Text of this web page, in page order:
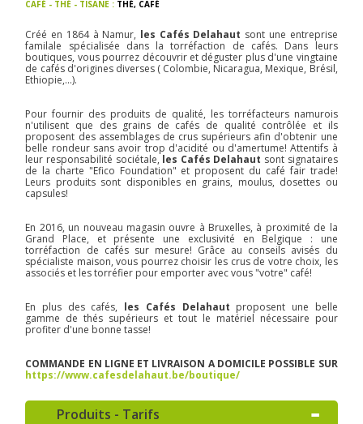
CAFÉ - THÉ - TISANE : THÉ, CAFÉ
Créé en 1864 à Namur, les Cafés Delahaut sont une entreprise
familale spécialisée dans la torréfaction de cafés. Dans leurs
boutiques, vous pourrez découvrir et déguster plus d'une vingtaine
de cafés d'origines diverses ( Colombie, Nicaragua, Mexique, Brésil,
Ethiopie,...).
Pour fournir des produits de qualité, les torréfacteurs namurois
n'utilisent que des grains de cafés de qualité contrôlée et ils
proposent des assemblages de crus supérieurs afin d'obtenir une
belle rondeur sans avoir trop d'acidité ou d'amertume! Attentifs à
leur responsabilité sociétale, les Cafés Delahaut sont signataires
de la charte "Efico Foundation" et proposent du café fair trade!
Leurs produits sont disponibles en grains, moulus, dosettes ou
capsules!
En 2016, un nouveau magasin ouvre à Bruxelles, à proximité de la
Grand Place, et présente une exclusivité en Belgique : une
torréfaction de cafés sur mesure! Grâce au conseils avisés du
spécialiste maison, vous pourrez choisir les crus de votre choix, les
associés et les torréfier pour emporter avec vous "votre" café!
En plus des cafés, les Cafés Delahaut proposent une belle
gamme de thés supérieurs et tout le matériel nécessaire pour
profiter d'une bonne tasse!
COMMANDE EN LIGNE ET LIVRAISON A DOMICILE POSSIBLE SUR
https://www.cafesdelahaut.be/boutique/
Produits - Tarifs